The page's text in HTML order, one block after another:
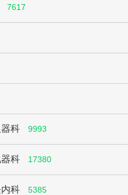
7617
科 9993
科 17380
科 5385